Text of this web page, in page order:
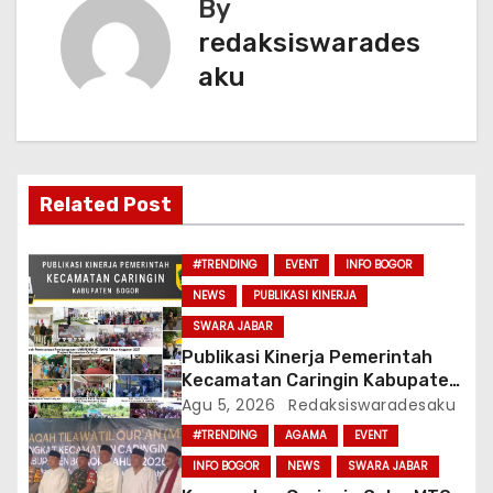
s
i
p
o
s
By
redaksiswarades
aku
Related Post
#TRENDING EVENT
INFO BOGOR
NEWS
PUBLIKASI KINERJA
SWARA JABAR
Publikasi Kinerja Pemerintah
Kecamatan Caringin Kabupaten
Bogor Tahun 2026
Agu 5, 2026 Redaksiswaradesaku
#TRENDING AGAMA
EVENT
INFO BOGOR
NEWS SWARA JABAR